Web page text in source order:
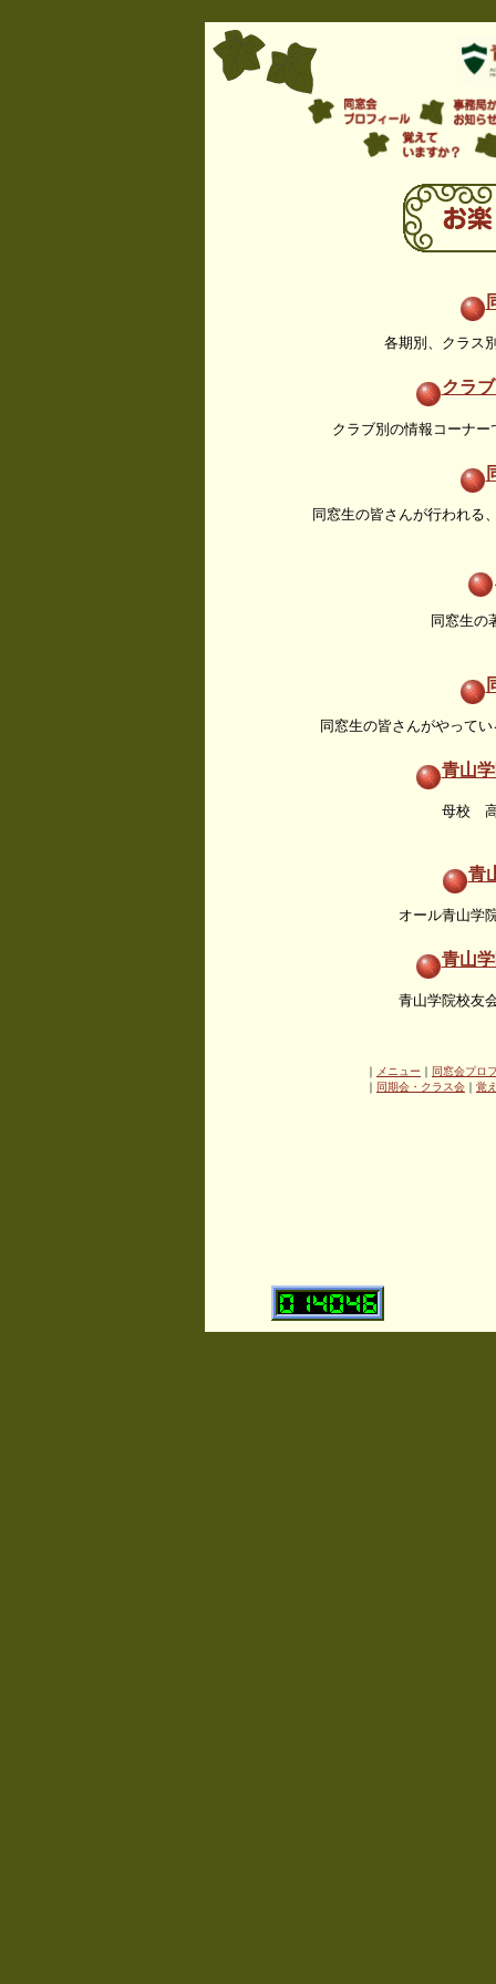
各期別、クラス
クラ
クラブ別の情報コーナー
同窓生の皆さんが行われる
同窓生の
同窓生の皆さんがやって
青山
母校 高
青
オール青山学
青山
青山学院校友
｜ メニュー ｜ 同窓会プロ
｜ 同期会・クラス会 ｜ 覚